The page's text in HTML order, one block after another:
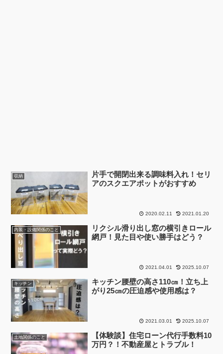
収納
片手で開閉出来る調味料入れ！セリ
アのスクエアポットがおすすめ
2020.02.11 2021.01.20
内装・設備関係のこと
リクシル滑り出し窓の横引きロール
網戸！見た目や使い勝手はどう？
2021.04.01 2025.10.07
キッチン
キッチン腰壁の高さ110㎝！立ち上
がり25㎝の圧迫感や使用感は？
2021.03.01 2025.10.07
土地関係のこと
【体験談】住宅ローン代行手数料10
万円？！不動産屋とトラブル！